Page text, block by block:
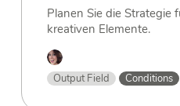
Planen Sie die Strategie
kreativen Elemente.
Output Field
Conditions